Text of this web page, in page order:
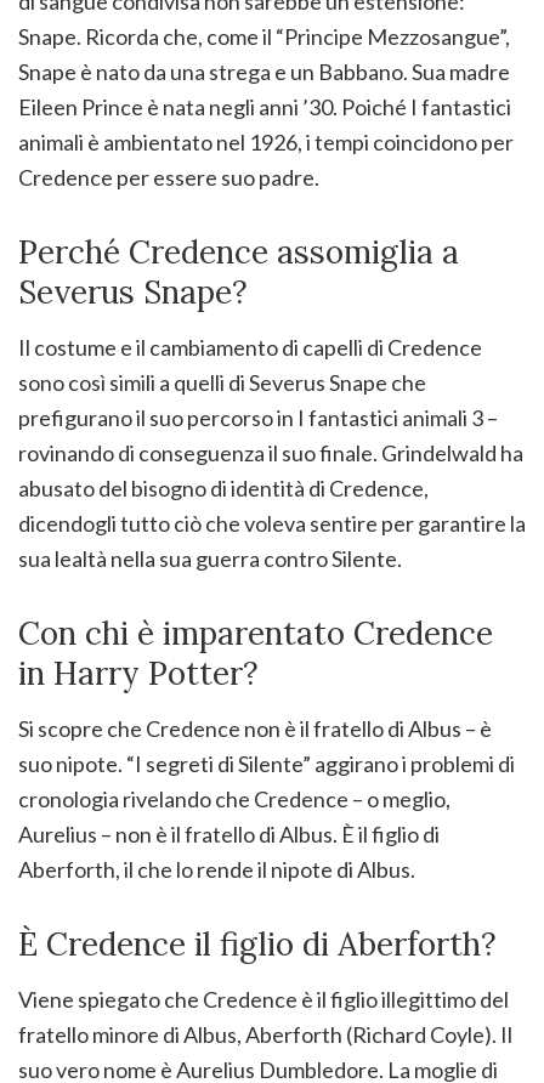
Snape. Ricorda che, come il “Principe Mezzosangue”,
Snape è nato da una strega e un Babbano. Sua madre
Eileen Prince è nata negli anni ’30. Poiché I fantastici
animali è ambientato nel 1926, i tempi coincidono per
Credence per essere suo padre.
Perché Credence assomiglia a
Severus Snape?
Il costume e il cambiamento di capelli di Credence
sono così simili a quelli di Severus Snape che
prefigurano il suo percorso in I fantastici animali 3 –
rovinando di conseguenza il suo finale. Grindelwald ha
abusato del bisogno di identità di Credence,
dicendogli tutto ciò che voleva sentire per garantire la
sua lealtà nella sua guerra contro Silente.
Con chi è imparentato Credence
in Harry Potter?
Si scopre che Credence non è il fratello di Albus – è
suo nipote. “I segreti di Silente” aggirano i problemi di
cronologia rivelando che Credence – o meglio,
Aurelius – non è il fratello di Albus. È il figlio di
Aberforth, il che lo rende il nipote di Albus.
È Credence il figlio di Aberforth?
Viene spiegato che Credence è il figlio illegittimo del
fratello minore di Albus, Aberforth (Richard Coyle). Il
suo vero nome è Aurelius Dumbledore. La moglie di